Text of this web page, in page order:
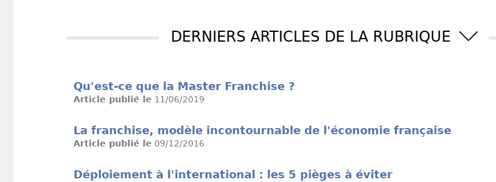
DERNIERS ARTICLES DE LA RUBRIQUE
Qu'est-ce que la Master Franchise ?
Article publié le 11/06/2019
La franchise, modèle incontournable de l'économie française
Article publié le 09/12/2016
Déploiement à l'international : les 5 pièges à éviter